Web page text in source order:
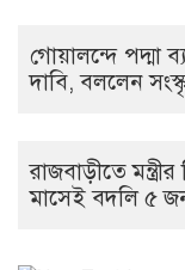
গোয়ালন্দে পদ্মা
দাবি, বললেন
রাজবাড়ীতে
মাসেই বদলি ৫